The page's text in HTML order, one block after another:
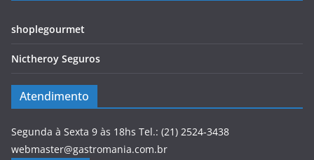
shoplegourmet
Nictheroy Seguros
Atendimento
Segunda à Sexta 9 às 18hs Tel.: (21) 2524-3438
webmaster@gastromania.com.br